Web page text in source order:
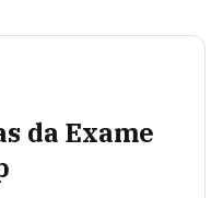
da Exame